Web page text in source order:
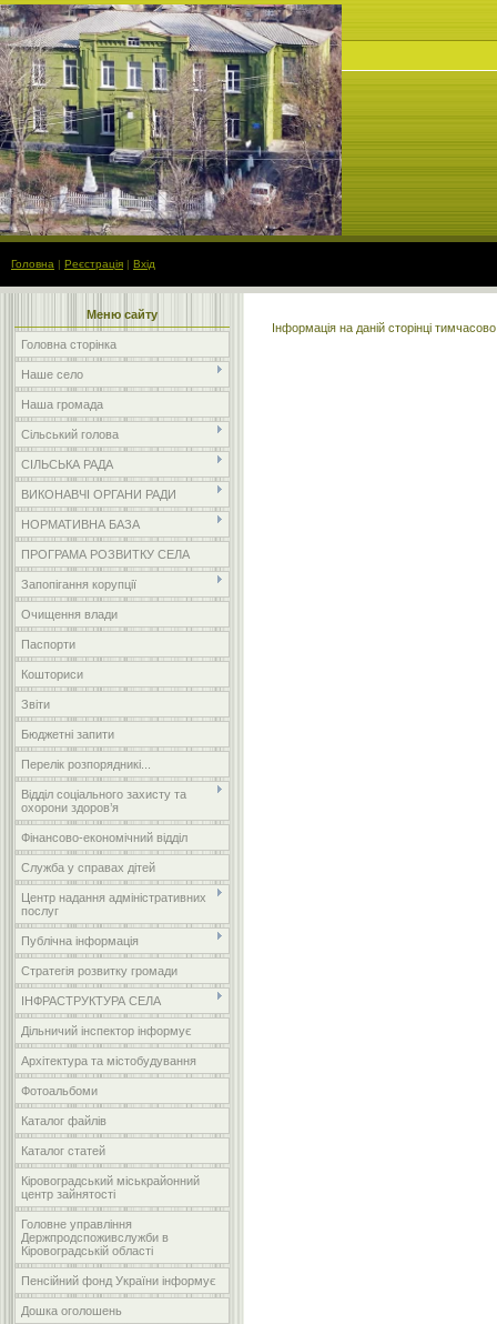
Головна | Реєстрація | Вхід
Меню сайту
Головна сторінка
Наше село
Наша громада
Сільський голова
СІЛЬСЬКА РАДА
ВИКОНАВЧІ ОРГАНИ РАДИ
НОРМАТИВНА БАЗА
ПРОГРАМА РОЗВИТКУ СЕЛА
Запопігання корупції
Очищення влади
Паспорти
Кошториси
Звіти
Бюджетні запити
Перелік розпорядникі...
Відділ соціального захисту та
охорони здоров’я
Фінансово-економічний відділ
Служба у справах дітей
Центр надання адміністративних
послуг
Публічна інформація
Стратегія розвитку громади
ІНФРАСТРУКТУРА СЕЛА
Дільничий інспектор інформує
Архітектура та містобудування
Фотоальбоми
Каталог файлів
Каталог статей
Кіровоградський міськрайонний
центр зайнятості
Головне управління
Держпродспоживслужби в
Кіровоградській області
Пенсійний фонд України інформує
Дошка оголошень
Інформація на даній сторінці